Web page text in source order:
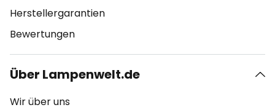
Herstellergarantien
Bewertungen
Über Lampenwelt.de
Wir über uns